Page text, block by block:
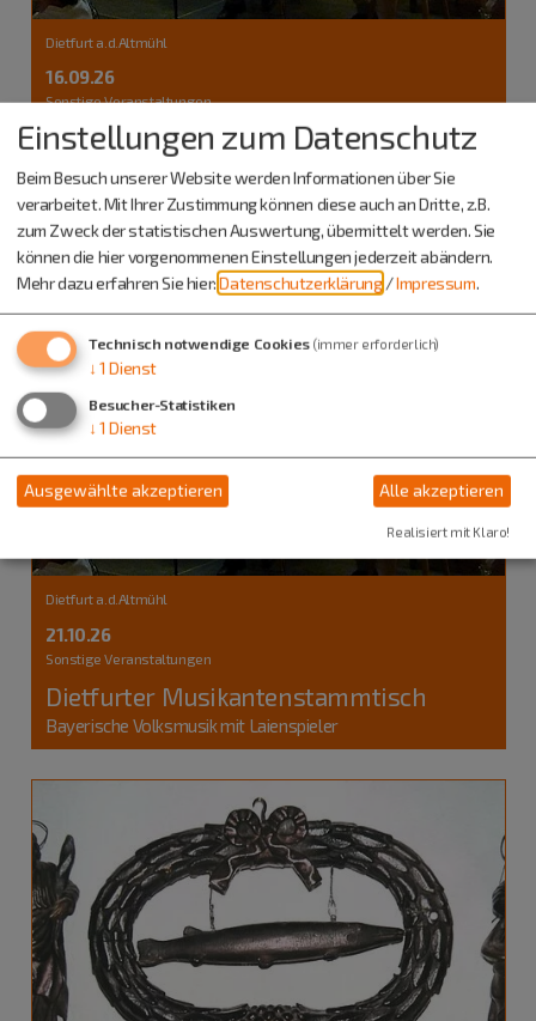
Dietfurt a.d.Altmühl
16.09.26
Sonstige Veranstaltungen
Dietfurter Musikantenstammtisch
Bayerische Volksmusik mit Laienspieler
Dietfurt a.d.Altmühl
21.10.26
Sonstige Veranstaltungen
Dietfurter Musikantenstammtisch
Bayerische Volksmusik mit Laienspieler
Einstellungen zum Datenschutz
Beim Besuch unserer Website werden Informationen über Sie
verarbeitet. Mit Ihrer Zustimmung können diese auch an Dritte, z.B.
zum Zweck der statistischen Auswertung, übermittelt werden. Sie
können die hier vorgenommenen Einstellungen jederzeit abändern.
Mehr dazu erfahren Sie hier:Datenschutzerklärung /Impressum.
Technisch notwendige Cookies (immer erforderlich)
↓ 1 Dienst
Besucher-Statistiken
↓ 1 Dienst
Ausgewählte akzeptieren Alle akzeptieren
Realisiert mit Klaro!